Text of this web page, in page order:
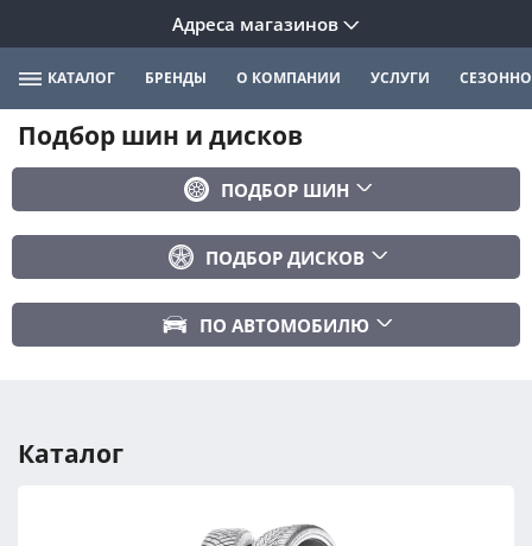
Адреса магазинов
КАТАЛОГ БРЕНДЫ О КОМПАНИИ УСЛУГИ
Подбор шин и дисков
ПОДБОР ШИН
Сбросить
ПОДБОР ДИСКОВ
ПОДОБРАТЬ
ПО АВТОМОБИЛЮ
Год авто
Каталог